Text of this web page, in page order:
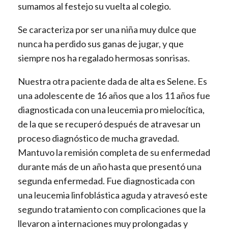
sumamos al festejo su vuelta al colegio.
Se caracteriza por ser una niña muy dulce que
nunca ha perdido sus ganas de jugar, y que
siempre nos ha regalado hermosas sonrisas.
Nuestra otra paciente dada de alta es Selene. Es
una adolescente de 16 años que a los 11 años fue
diagnosticada con una leucemia pro mielocítica,
de la que se recuperó después de atravesar un
proceso diagnóstico de mucha gravedad.
Mantuvo la remisión completa de su enfermedad
durante más de un año hasta que presentó una
segunda enfermedad. Fue diagnosticada con
una leucemia linfoblástica aguda y atravesó este
segundo tratamiento con complicaciones que la
llevaron a internaciones muy prolongadas y